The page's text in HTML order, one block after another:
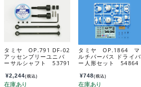
タミヤ OP.791 DF-02
アッセンブリーユニバ
ーサルシャフト 53791
¥2,244(税込)
タミヤ OP.1864 マ
ルチパーパス ドライバ
ー人形セット 54864
¥748(税込)